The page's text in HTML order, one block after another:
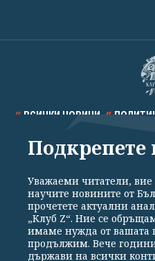
ВСИЧКИ НОВИНИ
СПОРТ КУЛТУРА
Общи условия
Подкрепете
Уважаеми читатели, вие
научите новините от
прочетете актуални
„Клуб Z“. Ние се
имаме нужда от вашата
продължим. Вече
държави на всички